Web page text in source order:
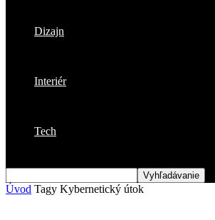
Dizajn
Interiér
Tech
Úvod Tagy Kybernetický útok